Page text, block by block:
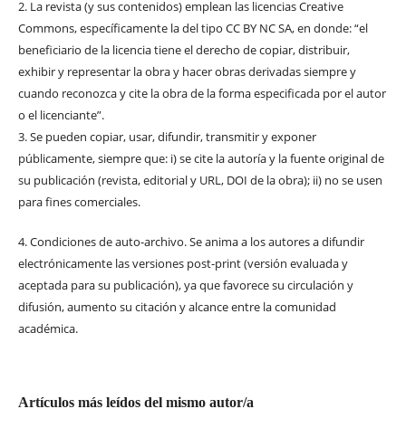
2. La revista (y sus contenidos) emplean las licencias Creative
Commons, específicamente la del tipo CC BY NC SA, en donde: “el
beneficiario de la licencia tiene el derecho de copiar, distribuir,
exhibir y representar la obra y hacer obras derivadas siempre y
cuando reconozca y cite la obra de la forma especificada por el autor
o el licenciante”.
3. Se pueden copiar, usar, difundir, transmitir y exponer
públicamente, siempre que: i) se cite la autoría y la fuente original de
su publicación (revista, editorial y URL, DOI de la obra); ii) no se usen
para fines comerciales.
4. Condiciones de auto-archivo. Se anima a los autores a difundir
electrónicamente las versiones post-print (versión evaluada y
aceptada para su publicación), ya que favorece su circulación y
difusión, aumento su citación y alcance entre la comunidad
académica.
Artículos más leídos del mismo autor/a